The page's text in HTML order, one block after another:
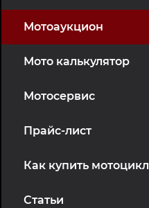
Мотоаукцион
Мото калькулятор
Мотосервис
Прайс-лист
Как купить мотоцикл
Статьи